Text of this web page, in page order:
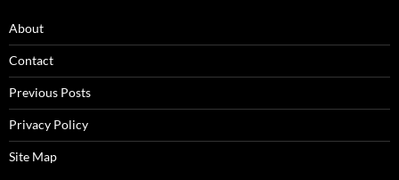
About
Contact
Previous Posts
Privacy Policy
Site Map